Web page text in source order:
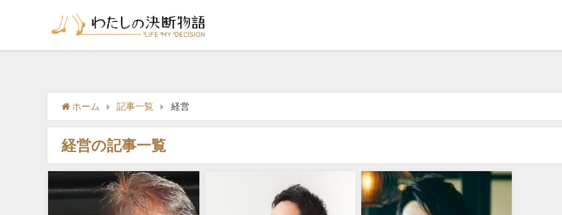
ホーム 記事一覧 経営
経営の記事一覧